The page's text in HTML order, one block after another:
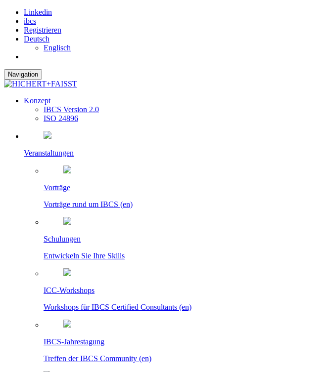
Linkedin
ibcs
Registrieren
Deutsch
Englisch
Navigation
Konzept
IBCS Version 2.0
ISO 24896
Veranstaltungen
Vorträge
Vorträge rund um IBCS (en)
Schulungen
Entwickeln Sie Ihre Skills
ICC-Workshops
Workshops für IBCS Certified Consultants (en)
IBCS-Jahrestagung
Treffen der IBCS Community (en)